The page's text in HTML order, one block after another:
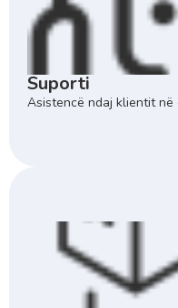
Suporti
Asistencë ndaj klientit në